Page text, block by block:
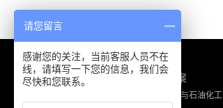
产品中心 解决方案
工厂企业与石油化工
请您留言
感谢您的关注，当前客服人员不在
线，请填写一下您的信息，我们会
尽快和您联系。